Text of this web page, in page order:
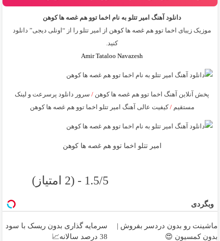
دانلود آهنگ امیر تتلو به نام اخما توو هم غصه ها کوهن
موزیک زیبای اخما توو هم غصه ها کوهن از
امیر تتلو را از “اونلی دیجی” دانلود
کنید.
Amir Tataloo Navazesh
پخش آنلاین آهنگ اخما توو هم غصه ها کوهن /سرور دانلود پرسرعت و لینک
مستقیم/کیفیت عالی آهنگ امیر تتلو اخما توو هم غصه ها کوهن
امیر تتلو اخما توو هم غصه ها کوهن
1.5/5 - (2 امتیاز)
وبگردی
ماشینت رو بدون دردسر بفروش |
بدون کمسیون 😍
سرمایه گذاری بدون ریسک با سود
38 درصد سالانه📈